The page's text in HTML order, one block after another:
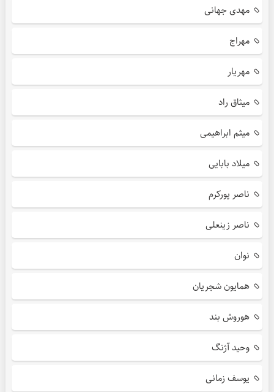
مهدی جهانی
مهراج
مهریار
میثاق راد
میثم ابراهیمی
میلاد بابایی
ناصر پورکرم
ناصر زینعلی
نوان
همایون شجریان
هوروش بند
وحید آژنگ
یوسف زمانی